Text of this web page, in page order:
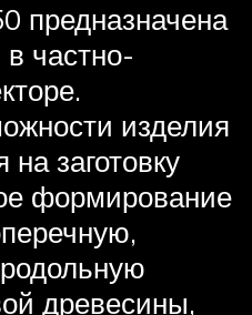
предназначена
частно-
изделия
заготовку
формирование
древесины,